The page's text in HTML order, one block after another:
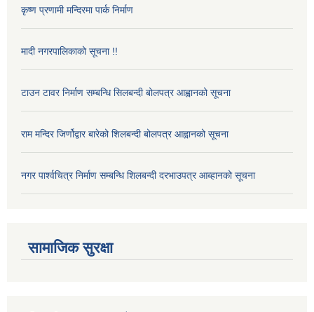
कृष्ण प्रणामी मन्दिरमा पार्क निर्माण
मादी नगरपालिकाको सूचना !!
टाउन टावर निर्माण सम्बन्धि सिलबन्दी बोलपत्र आह्वानको सूचना
राम मन्दिर जिर्णोद्वार बारेको शिलबन्दी बोलपत्र आह्वानको सूचना
नगर पार्श्वचित्र निर्माण सम्बन्धि शिलबन्दी दरभाउपत्र आब्हानको सूचना
सामाजिक सुरक्षा